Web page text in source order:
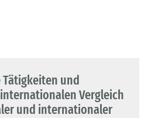
Tätigkeiten und
Vergleich
und internationaler